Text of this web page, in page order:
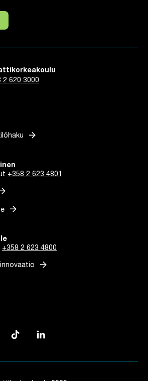
uuteen välilehteen
2 620 3000
arrow_forward
+358 2 623 4801
arrow_forward
+358 2 623 4800
arrow_forward
uuteen välilehteen
avautuu uuteen välilehteen
Linkki avautuu uuteen välilehteen
TikTok, Linkki avautuu uuteen välilehteen
LinkedIn, Linkki avautuu uuteen